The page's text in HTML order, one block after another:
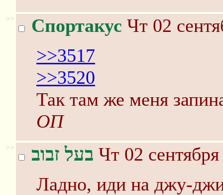
>> Спортакус Чт 02
>>3517
>>3520
Так там же меня
ОП
>> בעל זבוב Чт 02
Ладно, иди на джу-